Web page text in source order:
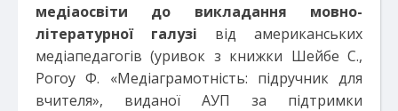
медіаосвіти до викладання мовно-
літературної галузі від американських
медіапедагогів (уривок з книжки Шейбе С.,
Рогоу Ф. «Медіаграмотність: підручник для
вчителя», виданої АУП за підтримки